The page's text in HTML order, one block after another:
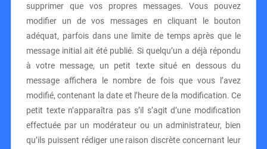
supprimer que vos propres messages. Vous pouvez
modifier un de vos messages en cliquant le bouton
adéquat, parfois dans une limite de temps après que le
message initial ait été publié. Si quelqu’un a déjà répondu
à votre message, un petit texte situé en dessous du
message affichera le nombre de fois que vous l’avez
modifié, contenant la date et l’heure de la modification. Ce
petit texte n’apparaîtra pas s’il s’agit d’une modification
effectuée par un modérateur ou un administrateur, bien
qu’ils puissent rédiger une raison discrète concernant leur